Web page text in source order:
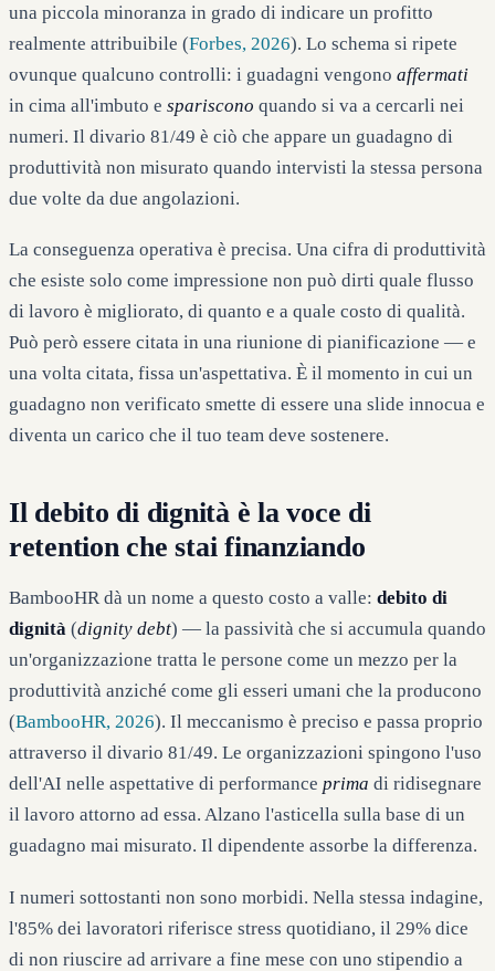
una piccola minoranza in grado di indicare un profitto
realmente attribuibile (Forbes, 2026). Lo schema si ripete
ovunque qualcuno controlli: i guadagni vengono affermati
in cima all'imbuto e spariscono quando si va a cercarli nei
numeri. Il divario 81/49 è ciò che appare un guadagno di
produttività non misurato quando intervisti la stessa persona
due volte da due angolazioni.
La conseguenza operativa è precisa. Una cifra di produttività
che esiste solo come impressione non può dirti quale flusso
di lavoro è migliorato, di quanto e a quale costo di qualità.
Può però essere citata in una riunione di pianificazione — e
una volta citata, fissa un'aspettativa. È il momento in cui un
guadagno non verificato smette di essere una slide innocua e
diventa un carico che il tuo team deve sostenere.
Il debito di dignità è la voce di
retention che stai finanziando
BambooHR dà un nome a questo costo a valle: debito di
dignità (dignity debt) — la passività che si accumula quando
un'organizzazione tratta le persone come un mezzo per la
produttività anziché come gli esseri umani che la producono
(BambooHR, 2026). Il meccanismo è preciso e passa proprio
attraverso il divario 81/49. Le organizzazioni spingono l'uso
dell'AI nelle aspettative di performance prima di ridisegnare
il lavoro attorno ad essa. Alzano l'asticella sulla base di un
guadagno mai misurato. Il dipendente assorbe la differenza.
I numeri sottostanti non sono morbidi. Nella stessa indagine,
l'85% dei lavoratori riferisce stress quotidiano, il 29% dice
di non riuscire ad arrivare a fine mese con uno stipendio a